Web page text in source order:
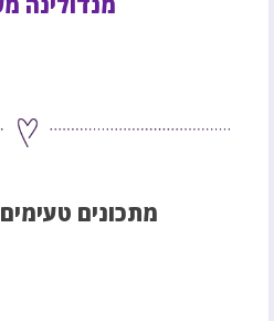
מתכונים